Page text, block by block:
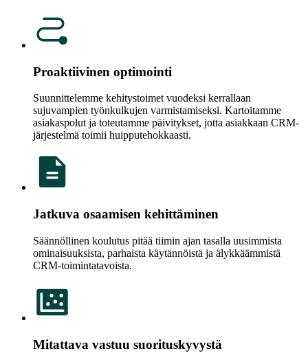
Proaktiivinen optimointi
Suunnittelemme kehitystoimet vuodeksi kerrallaan
sujuvampien työnkulkujen varmistamiseksi. Kartoitamme
asiakaspolut ja toteutamme päivitykset, jotta asiakkaan CRM-
järjestelmä toimii huipputehokkaasti.
Jatkuva osaamisen kehittäminen
Säännöllinen koulutus pitää tiimin ajan tasalla uusimmista
ominaisuuksista, parhaista käytännöistä ja älykkäämmistä
CRM-toimintatavoista.
Mitattava vastuu suorituskyvystä